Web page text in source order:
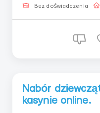
zamówień, które należy
Bez doświadczenia
Nabór
kasynie online.